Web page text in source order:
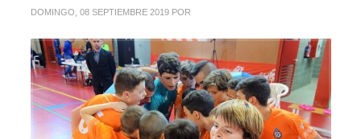
DOMINGO, 08 SEPTIEMBRE 2019 POR